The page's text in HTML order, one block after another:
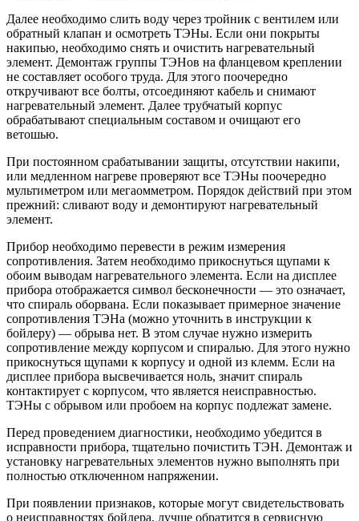
Далее необходимо слить воду через тройник с вентилем или
обратный клапан и осмотреть ТЭНы. Если они покрыты
накипью, необходимо снять и очистить нагревательный
элемент. Демонтаж группы ТЭНов на фланцевом креплении
не составляет особого труда. Для этого поочередно
откручивают все болты, отсоединяют кабель и снимают
нагревательный элемент. Далее трубчатый корпус
обрабатывают специальным составом и очищают его
ветошью.
При постоянном срабатывании защиты, отсутствии накипи,
или медленном нагреве проверяют все ТЭНы поочередно
мультиметром или мегаомметром. Порядок действий при этом
прежний: сливают воду и демонтируют нагревательный
элемент.
Прибор необходимо перевести в режим измерения
сопротивления. Затем необходимо прикоснуться щупами к
обоим выводам нагревательного элемента. Если на дисплее
прибора отображается символ бесконечности — это означает,
что спираль оборвана. Если показывает примерное значение
сопротивления ТЭНа (можно уточнить в инструкции к
бойлеру) — обрыва нет. В этом случае нужно измерить
сопротивление между корпусом и спиралью. Для этого нужно
прикоснуться щупами к корпусу и одной из клемм. Если на
дисплее прибора высвечивается ноль, значит спираль
контактирует с корпусом, что является неисправностью.
ТЭНы с обрывом или пробоем на корпус подлежат замене.
Перед проведением диагностики, необходимо убедится в
исправности прибора, тщательно почистить ТЭН. Демонтаж и
установку нагревательных элементов нужно выполнять при
полностью отключенном напряжении.
При появлении признаков, которые могут свидетельствовать
о неисправностях бойлера, лучше обратится в сервисную